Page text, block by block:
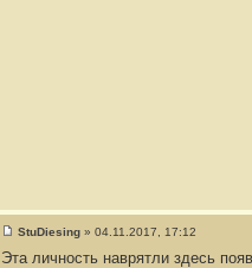
о
StuDiesing » 04.11.2017, 17:12
Эта личность наврятли здесь